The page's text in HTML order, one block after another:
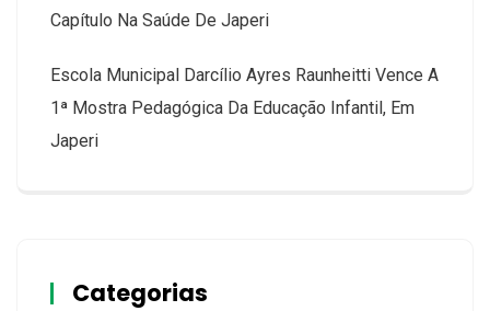
Capítulo Na Saúde De Japeri
Escola Municipal Darcílio Ayres Raunheitti Vence A
1ª Mostra Pedagógica Da Educação Infantil, Em
Japeri
Categorias